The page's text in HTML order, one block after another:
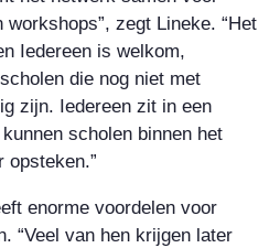
zegt Lineke. “Het
Iedereen is welkom,
die nog niet met
zijn. Iedereen zit in een
scholen binnen het
opsteken.”
enorme voordelen voor
“Veel van hen krijgen later